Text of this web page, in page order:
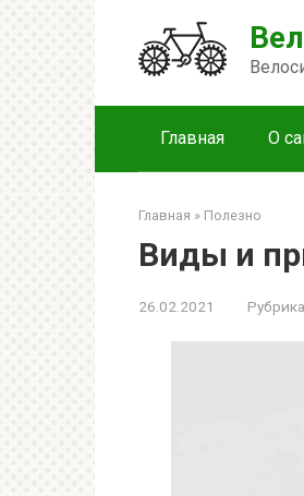
Главная О
Главная » Полезно
Виды и
26.02.2021